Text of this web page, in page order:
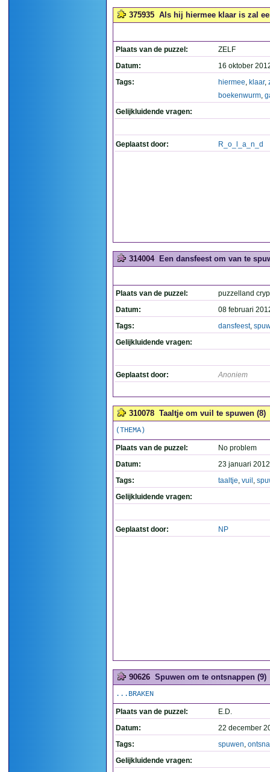
375935 Als hij hiermee klaar is zal
Plaats van de puzzel:
ZELF
Datum:
16 oktober
Tags:
hiermee, klaar,
boekenwurm,
Gelijkluidende vragen:
Geplaatst door: R_o_l_a_n_d
314004 Een dansfeest om van te
Plaats van de puzzel:
puzzelland
Datum:
08 februari
Tags:
dansfeest,
Gelijkluidende vragen:
Geplaatst door: Anoniem
310078 Taaltje om vuil te spuwen (8)
(THEMA)
Plaats van de puzzel:
No problem
Datum:
23 januari
Tags:
taaltje, vuil ,
Gelijkluidende vragen:
Geplaatst door: NP
90626 Spuwen om te ontsnappen (9)
...BRAKEN
Plaats van de puzzel:
E.D.
Datum:
22 december
Tags:
spuwen,
Gelijkluidende vragen: